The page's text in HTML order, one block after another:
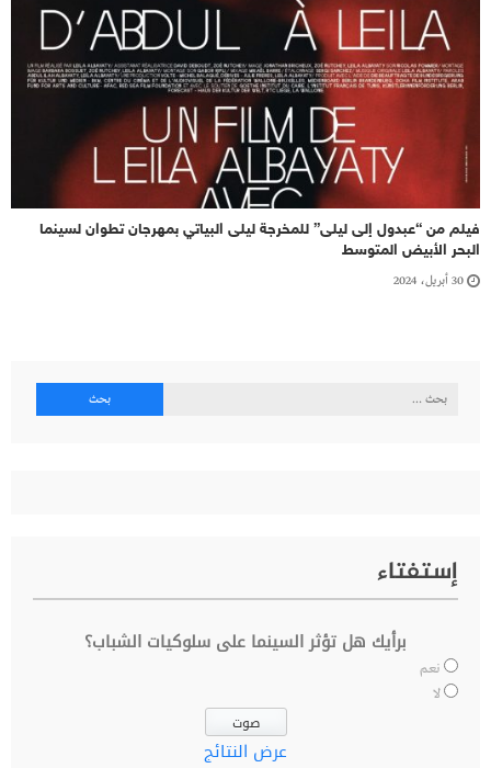
فيلم من “عبدول إلى ليلى” للمخرجة ليلى البياتي بمهرجان تطوان لسينما
البحر الأبيض المتوسط
30 أبريل، 2024
البحث
إستفتاء
برأيك هل تؤثر السينما على سلوكيات الشباب؟
نعم
لا
عرض النتائج